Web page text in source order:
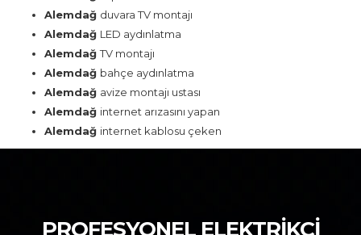
Alemdağ duvara TV montajı
Alemdağ LED aydınlatma
AlemdağTV montajı
Alemdağ bahçe aydınlatma
Alemdağ avize montajı ustası
Alemdağ internet arızasını yapan
Alemdağ internet kablosu çeken
PROFESYONEL ELEKTRİKÇİ